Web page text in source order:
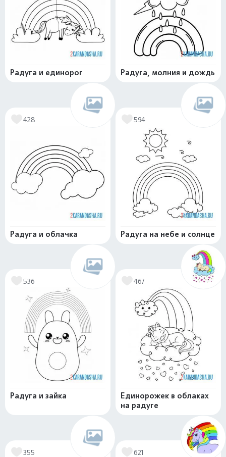
Радуга и единорог Радуга, молния и дождь
428
Радуга и облачка
594
Радуга на небе и солнце
536
Радуга и зайка
467
Единорожек в облаках
на радуге
355 621